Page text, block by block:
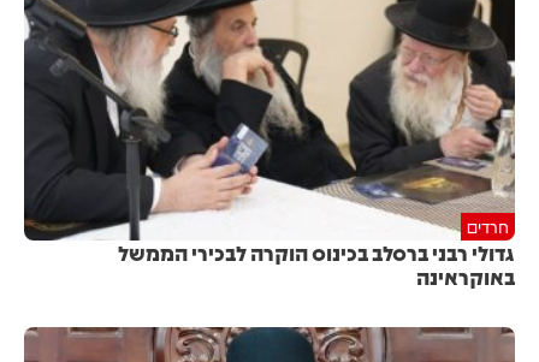
חרדים
גדולי רבני ברסלב בכינוס הוקרה לבכירי הממשל
באוקראינה